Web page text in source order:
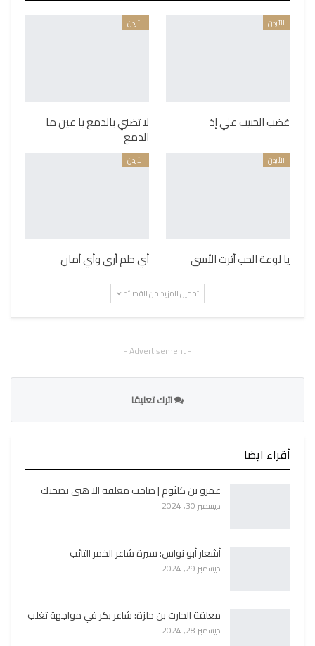
الأردن
غضب الحبيب علي إذ
الأردن
لا تضني بالدمع يا عين ما
الدمع
الأردن
يا لوعة الحب أثرت الأسى
الأردن
أي حلم أرى وأي أمان
تحميل المزيد من القصائد
- Advertisement -
اترك تعليقا
أقراء ايضا
عمرو بن كلثوم | صاحب معلقة الا هبي بصحنك
ديسمبر 30, 2024
أشعار أبو نواس: سيرة شاعر الخمر التائب
ديسمبر 29, 2024
معلقة الحارث بن حلزة: شاعر بكر في مواجهة تغلب
ديسمبر 28, 2024